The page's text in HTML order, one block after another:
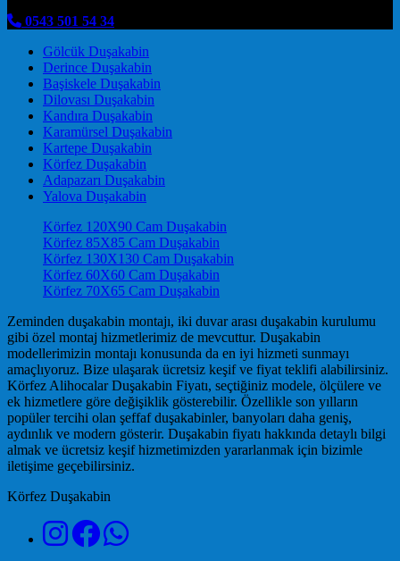
0543 501 54 34
Gölcük Duşakabin
Derince Duşakabin
Başiskele Duşakabin
Dilovası Duşakabin
Kandıra Duşakabin
Karamürsel Duşakabin
Kartepe Duşakabin
Körfez Duşakabin
Adapazarı Duşakabin
Yalova Duşakabin
Körfez 120X90 Cam Duşakabin
Körfez 85X85 Cam Duşakabin
Körfez 130X130 Cam Duşakabin
Körfez 60X60 Cam Duşakabin
Körfez 70X65 Cam Duşakabin
Zeminden duşakabin montajı, iki duvar arası duşakabin kurulumu
gibi özel montaj hizmetlerimiz de mevcuttur. Duşakabin
modellerimizin montajı konusunda da en iyi hizmeti sunmayı
amaçlıyoruz. Bize ulaşarak ücretsiz keşif ve fiyat teklifi alabilirsiniz.
Körfez Alihocalar Duşakabin Fiyatı, seçtiğiniz modele, ölçülere ve
ek hizmetlere göre değişiklik gösterebilir. Özellikle son yılların
popüler tercihi olan şeffaf duşakabinler, banyoları daha geniş,
aydınlık ve modern gösterir. Duşakabin fiyatı hakkında detaylı bilgi
almak ve ücretsiz keşif hizmetimizden yararlanmak için bizimle
iletişime geçebilirsiniz.
Körfez Duşakabin